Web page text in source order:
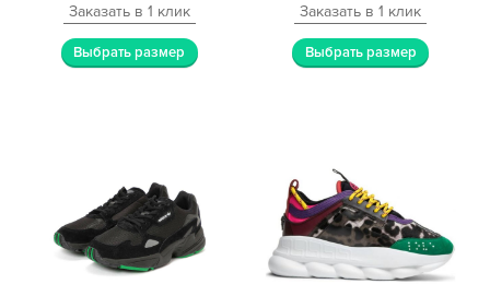
Заказать в 1 клик
Выбрать размер
Заказать в 1 клик
Выбрать размер